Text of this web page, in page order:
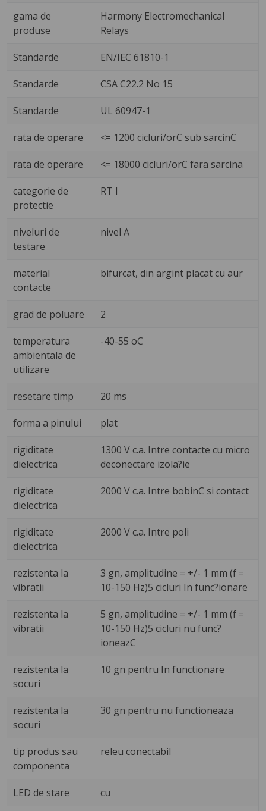
gama de
produse
Harmony Electromechanical
Relays
Standarde EN/IEC 61810-1
Standarde CSA C22.2 No 15
Standarde UL 60947-1
rata de operare <= 1200 cicluri/orC sub sarcinC
rata de operare <= 18000 cicluri/orC fara sarcina
categorie de
protectie
RT I
niveluri de
testare
nivel A
material
contacte
bifurcat, din argint placat cu aur
grad de poluare 2
temperatura
ambientala de
utilizare
-40-55 oC
resetare timp 20 ms
forma a pinului plat
rigiditate
dielectrica
1300 V c.a. Intre contacte cu micro
deconectare izola?ie
rigiditate
dielectrica
2000 V c.a. Intre bobinC si contact
rigiditate
dielectrica
2000 V c.a. Intre poli
rezistenta la
vibratii
3 gn, amplitudine = +/- 1 mm (f =
10-150 Hz)5 cicluri In func?ionare
rezistenta la
vibratii
5 gn, amplitudine = +/- 1 mm (f =
10-150 Hz)5 cicluri nu func?
ioneazC
rezistenta la
socuri
10 gn pentru In functionare
rezistenta la
socuri
30 gn pentru nu functioneaza
tip produs sau
componenta
releu conectabil
LED de stare cu